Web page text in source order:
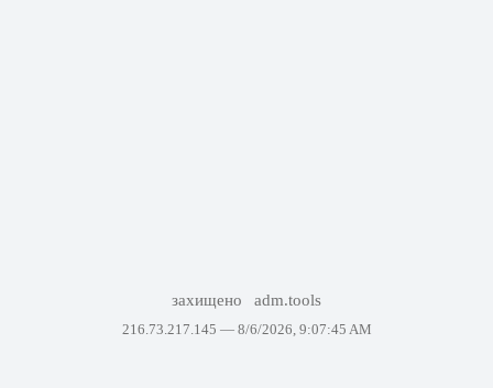
захищено adm.tools
216.73.217.145 — 8/6/2026, 9:07:45 AM